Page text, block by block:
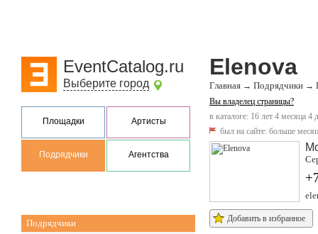
EventCatalog.ru
Выберите город
Площадки Артисты
Подрядчики Агентства
Подрядчики
Elenova
Главная → Подрядчики →
Вы владелец страницы?
в каталоге: 16 лет 4 месяца 4
был на сайте: больше
Добавить в избранное